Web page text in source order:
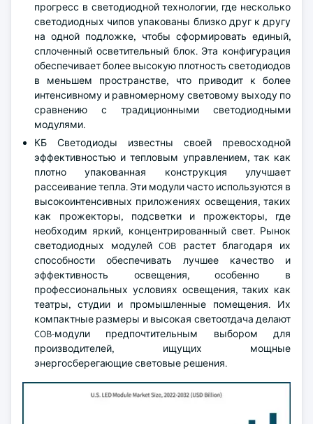
прогресс в светодиодной технологии, где несколько
светодиодных чипов упакованы близко друг к другу
на одной подложке, чтобы сформировать единый,
сплоченный осветительный блок. Эта конфигурация
обеспечивает более высокую плотность светодиодов
в меньшем пространстве, что приводит к более
интенсивному и равномерному световому выходу по
сравнению с традиционными светодиодными
модулями.
КБ Светодиоды известны своей превосходной
эффективностью и тепловым управлением, так как
плотно упакованная конструкция улучшает
рассеивание тепла. Эти модули часто используются в
высокоинтенсивных приложениях освещения, таких
как прожекторы, подсветки и прожекторы, где
необходим яркий, концентрированный свет. Рынок
светодиодных модулей COB растет благодаря их
способности обеспечивать лучшее качество и
эффективность освещения, особенно в
профессиональных условиях освещения, таких как
театры, студии и промышленные помещения. Их
компактные размеры и высокая светоотдача делают
COB-модули предпочтительным выбором для
производителей, ищущих мощные
энергосберегающие световые решения.